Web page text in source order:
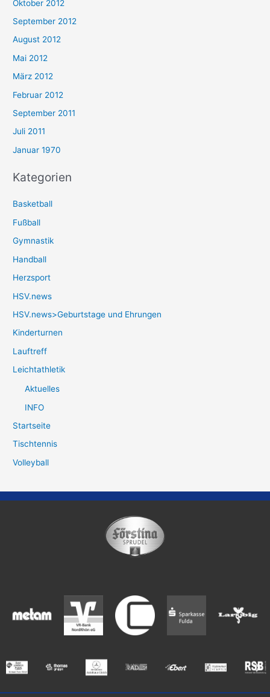
Oktober 2012
September 2012
August 2012
Mai 2012
März 2012
Februar 2012
September 2011
Juli 2011
Januar 1970
Kategorien
Basketball
Fußball
Gymnastik
Handball
Herzsport
HSV.news
HSV.news>Geburtstage und Ehrungen
Kinderturnen
Lauftreff
Leichtathletik
Aktuelles
INFO
Startseite
Tischtennis
Volleyball